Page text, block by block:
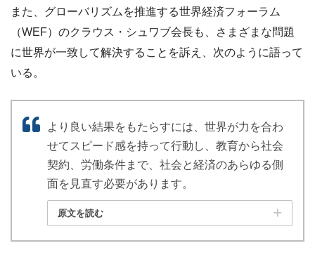
また、グローバリズムを推進する世界経済フォーラム
（WEF）のクラウス・シュワブ会長も、さまざまな問題
に世界が一致して解決することを訴え、次のように語って
いる。
より良い結果をもたらすには、世界が力を合わ
せてスピード感を持って行動し、教育から社会
契約、労働条件まで、社会と経済のあらゆる側
面を見直す必要があります。
原文を読む